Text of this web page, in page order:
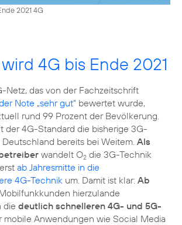
2021 4G
4G bis Ende 2021
Netz, das von der Fachzeitschrift
Note „sehr gut“ bewertet wurde,
rund 99 Prozent der Bevölkerung.
der 4G-Standard die bisherige 3G-
bereits bei Weitem. Als
wandelt O2 die 3G-Technik
ab Jahresmitte in die
4G-Technik um. Damit ist klar: Ab
hierzulande
die deutlich schnelleren 4G- und 5G-
mobile Anwendungen wie Social Media